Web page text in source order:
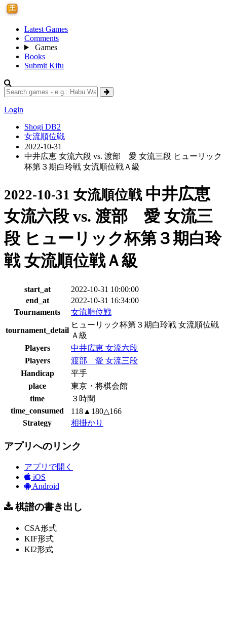
Latest Games
Comments
Games
Books
Submit Kifu
Login
Shogi DB2
女流順位戦
2022-10-31
中井広恵 女流六段 vs. 渡部 愛 女流三段 ヒューリック
杯第３期白玲戦 女流順位戦Ａ級
2022-10-31 女流順位戦 中井広恵
女流六段 vs. 渡部 愛 女流三
段 ヒューリック杯第３期白玲
戦 女流順位戦Ａ級
start_at
2022-10-31 10:00:00
end_at
2022-10-31 16:34:00
Tournaments
女流順位戦
tournament_detail
ヒューリック杯第３期白玲戦 女流順位戦
Ａ級
Players
中井広恵 女流六段
Players
渡部 愛 女流三段
Handicap
平手
place
東京・将棋会館
time
３時間
time_consumed
118▲180△166
Strategy
相掛かり
アプリへのリンク
アプリで開く
iOS
Android
棋譜の書き出し
CSA形式
KIF形式
KI2形式